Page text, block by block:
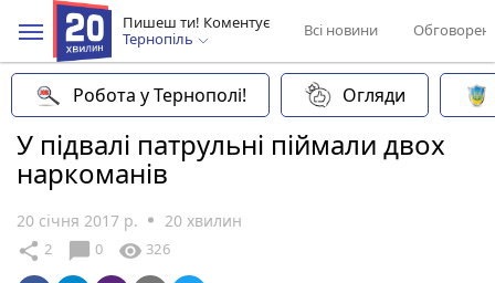
Пишеш ти! Коментує
Тернопіль
Всі новини
Робота у Тернополі! Огляди
У підвалі патрульні піймали двох
наркоманів
20 січня 2017 р. 20 хвилин
share 2 chat_bubble 0 visibility 326